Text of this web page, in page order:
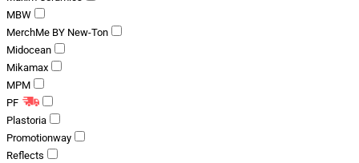
MBW
MerchMe BY New-Ton
Midocean
Mikamax
MPM
PF
Plastoria
Promotionway
Reflects